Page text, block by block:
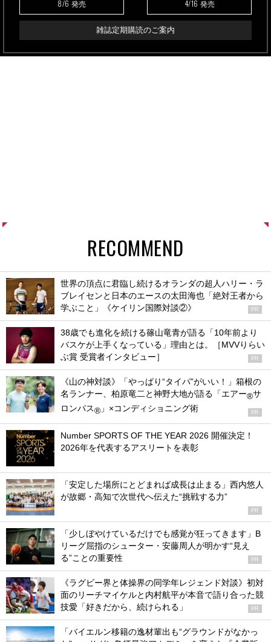
8/6 発売 4/16 発売
雑誌定期購読のご案内
RECOMMEND
世界の頂点に君臨し続けるオランダの超人ハリー・ラ
ブレイセンと日本のエースの太田海也「絶対王者から
学ぶこと」《ケイリン国際対談②》
PR
38歳でも進化を続ける篠山竜青が語る「10年前より
バスケが上手くなっている」理由とは。［MVVりらい
ぶ賞 受賞者インタビュー］
PR
《山の神対談》「やっぱり“タイパ”がいい！」箱根の
名ランナー、柏原竜二と神野大地が語る「エアー®サ
ロンパス® 」×コンディショニング術 PR
Number SPORTS OF THE YEAR 2026 開催決定！
2026年を代表するアスリートを表彰
「安定した場所にとどまれば成長は止まる」西内悠人
が故郷・高知で次世代へ伝えた“挑戦する力”
PR
「少しぼやけているだけでも感覚が狂ってきます」B
リーグ屈指のシューター・安藤周人が明かす“見え
る”ことの重要性
PR
《ラグビー界と体操界の同学年レジェンド対談》初対
面のリーチマイケルと内村航平が本音で語り合った競
技愛「好きだから、続けられる」
PR
「バイエルン移籍の逸材輩出も“グラウンドがなかっ